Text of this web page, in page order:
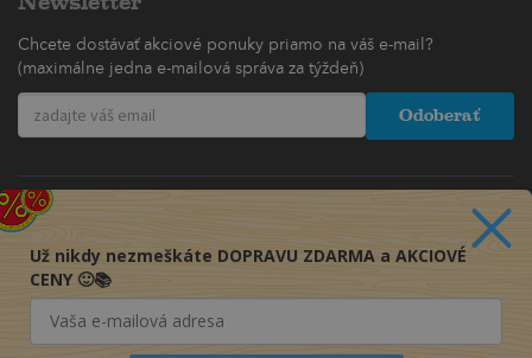
Chcete dostávať akciové ponuky priamo na váš e-mail?
(maximálne jedna e-mailová správa za týždeň)
Odoberať
Už nikdy nezmeškáte DOPRAVU ZDARMA a AKCIOVÉ
CENY 🙂📚